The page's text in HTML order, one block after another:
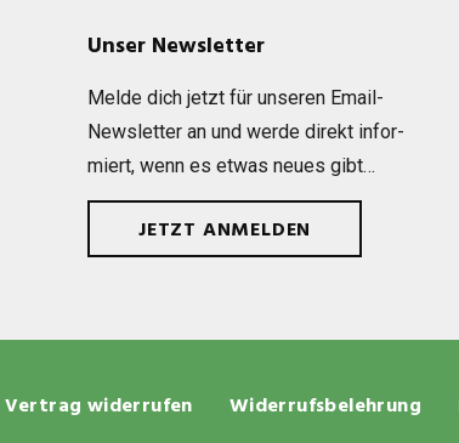
Unser Newsletter
Melde dich jetzt für unse­ren Email-
News­let­ter an und werde direkt infor­
miert, wenn es etwas neues gibt…
JETZT ANMELDEN
Vertrag widerrufen Widerrufsbelehrung